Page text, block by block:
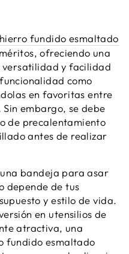
fundido esmaltado
ofreciendo una
versatilidad y facilidad
como
en favoritas entre
embargo, se debe
de precalentamiento
antes de realizar
bandeja para asar
depende de tus
y estilo de vida.
en utensilios de
atractiva, una
fundido esmaltado